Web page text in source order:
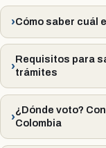
Cómo saber cuál
Requisitos para
trámites
¿Dónde voto?
Colombia